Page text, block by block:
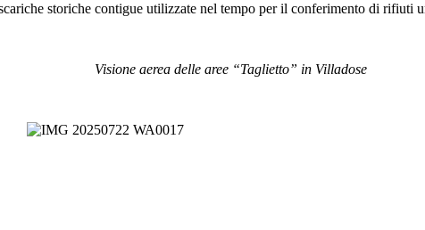
storiche contigue utilizzate nel tempo per il conferimento di rifiuti
Visione aerea delle aree “Taglietto” in Villadose